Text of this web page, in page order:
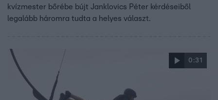
kvízmester bőrébe bújt Janklovics Péter kérdéseiből
legalább háromra tudta a helyes választ.
0:31